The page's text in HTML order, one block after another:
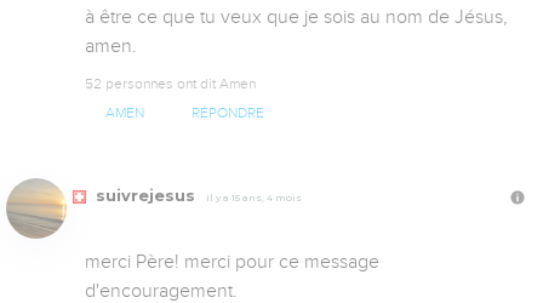
à être ce que tu veux que je sois au nom de Jésus,
amen.
52 personnes ont dit Amen
AMEN RÉPONDRE
suivrejesus Il y a 15 ans, 4 mois
merci Père! merci pour ce message
d'encouragement.